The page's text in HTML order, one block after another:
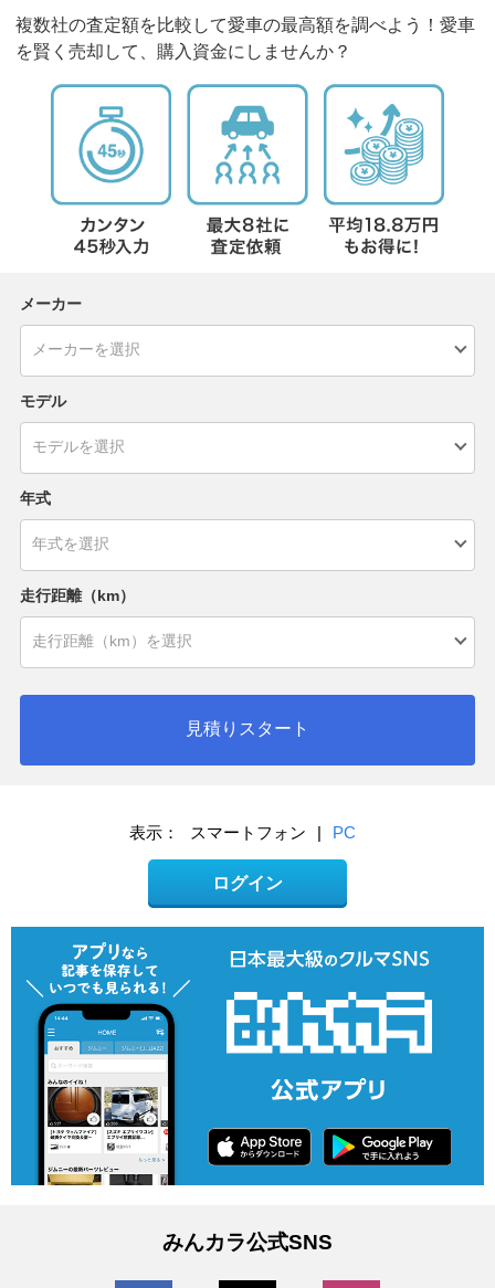
複数社の査定額を比較して愛車の最高額を調べよう！愛車
を賢く売却して、購入資金にしませんか？
メーカー
モデル
年式
走行距離（km）
見積りスタート
表示： スマートフォン | PC
ログイン
みんカラ公式SNS